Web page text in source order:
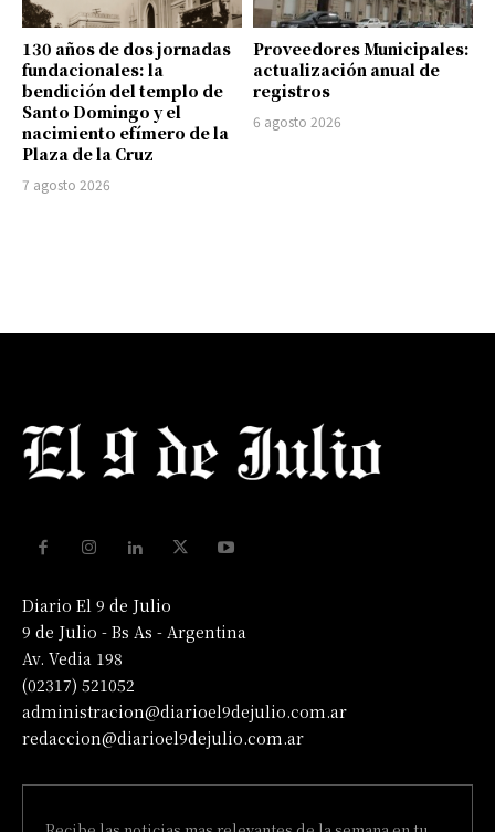
130 años de dos jornadas
fundacionales: la
bendición del templo de
Santo Domingo y el
nacimiento efímero de la
Plaza de la Cruz
7 agosto 2026
Proveedores Municipales:
actualización anual de
registros
6 agosto 2026
Diario El 9 de Julio
9 de Julio - Bs As - Argentina
Av. Vedia 198
(02317) 521052
administracion@diarioel9dejulio.com.ar
redaccion@diarioel9dejulio.com.ar